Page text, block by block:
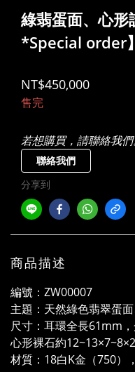
綠翡蛋面、心形
*Special order】
NT$450,000
售完
若想購買，請聯絡我們
聯絡我們
分享到
商品描述
編號：ZW00007
主題：天然綠色翡翠蛋
尺寸：耳環全長61mm
心形裸石約
材質：18白K金（750）